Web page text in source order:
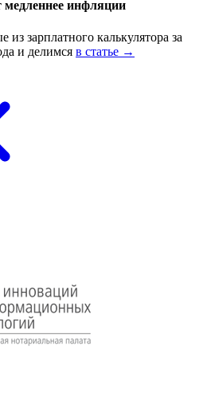
инфляции
зарплатного калькулятора за
и делимся в статье →